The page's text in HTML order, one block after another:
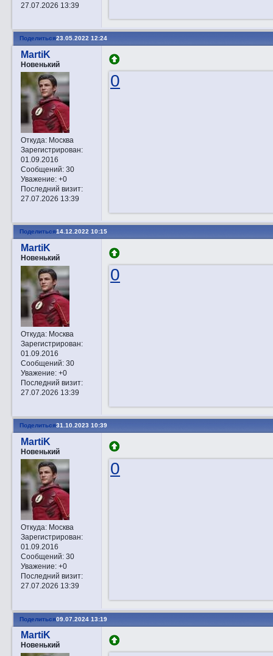
27.07.2026 13:39
Поделиться23.05.2022 12:24
MartiK
Новенький
Откуда:Москва
Зарегистрирован:
01.09.2016
Сообщений:30
Уважение: +0
Последний визит:
27.07.2026 13:39
0
Поделиться14.12.2022 10:15
MartiK
Новенький
Откуда:Москва
Зарегистрирован:
01.09.2016
Сообщений:30
Уважение: +0
Последний визит:
27.07.2026 13:39
0
Поделиться31.10.2023 10:39
MartiK
Новенький
Откуда:Москва
Зарегистрирован:
01.09.2016
Сообщений:30
Уважение: +0
Последний визит:
27.07.2026 13:39
0
Поделиться09.07.2024 13:19
MartiK
Новенький